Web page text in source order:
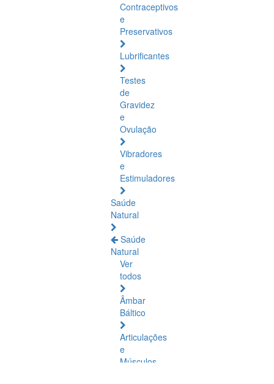
Contraceptivos
e
Preservativos
Lubrificantes
Testes
de
Gravidez
e
Ovulação
Vibradores
e
Estimuladores
Saúde
Natural
Saúde
Natural
Ver
todos
Âmbar
Báltico
Articulações
e
Músculos